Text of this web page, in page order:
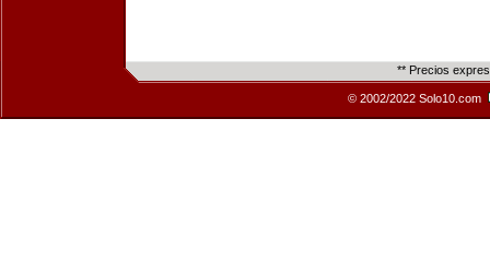
** Precios
© 2002/2022 Solo10.com